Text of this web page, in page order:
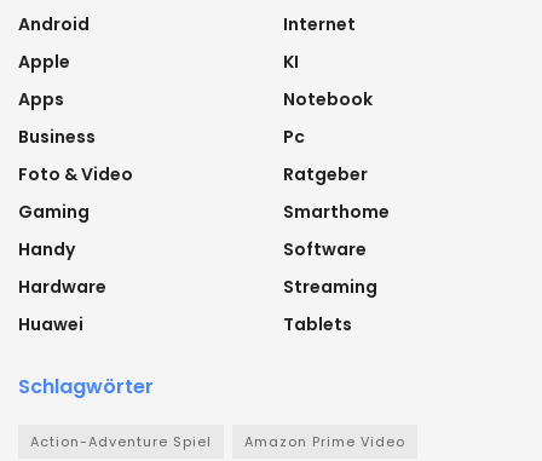
Android
Apple
Apps
Business
Foto & Video
Gaming
Handy
Hardware
Huawei
Internet
KI
Notebook
Pc
Ratgeber
Smarthome
Software
Streaming
Tablets
Schlagwörter
Action-Adventure Spiel Amazon Prime Video